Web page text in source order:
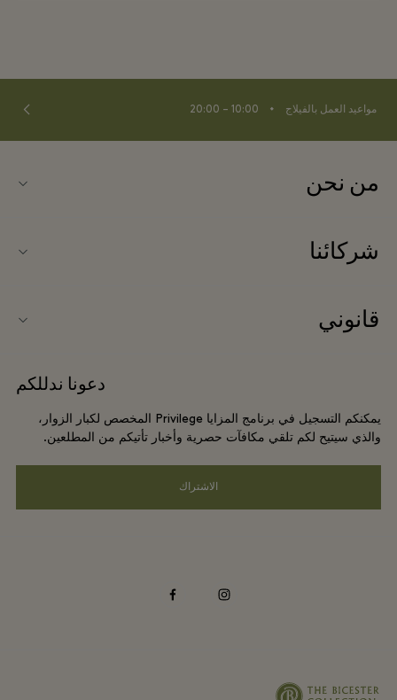
مواعيد العمل بالفيلاج ⬩
10:00 – 20:00
من نحن
اتصل بنا
تنزيل التطبيق
Shopping Card
الأسئلة المتكررة
شركائنا
حجز المجموعات
قانوني
Privacy notice
دعونا ندللكم
يمكنكم التسجيل في برنامج المزايا Privilege المخصص لكبار الزوار،
والذي سيتيح لكم تلقي مكافآت حصرية وأخبار تأتيكم من المطلعين.
الاشتراك
instagram
facebook